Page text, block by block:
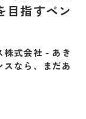
目指すベン
株式会社 - あき
スなら、まだあ